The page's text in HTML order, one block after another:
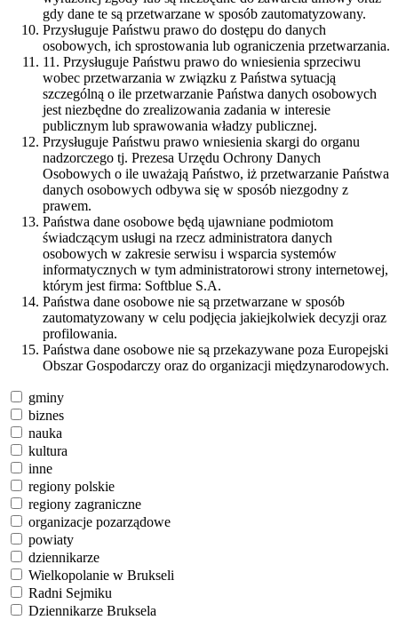
gdy dane te są przetwarzane w sposób zautomatyzowany.
Przysługuje Państwu prawo do dostępu do danych
osobowych, ich sprostowania lub ograniczenia przetwarzania.
11. Przysługuje Państwu prawo do wniesienia sprzeciwu
wobec przetwarzania w związku z Państwa sytuacją
szczególną o ile przetwarzanie Państwa danych osobowych
jest niezbędne do zrealizowania zadania w interesie
publicznym lub sprawowania władzy publicznej.
Przysługuje Państwu prawo wniesienia skargi do organu
nadzorczego tj. Prezesa Urzędu Ochrony Danych
Osobowych o ile uważają Państwo, iż przetwarzanie Państwa
danych osobowych odbywa się w sposób niezgodny z
prawem.
Państwa dane osobowe będą ujawniane podmiotom
świadczącym usługi na rzecz administratora danych
osobowych w zakresie serwisu i wsparcia systemów
informatycznych w tym administratorowi strony internetowej,
którym jest firma: Softblue S.A.
Państwa dane osobowe nie są przetwarzane w sposób
zautomatyzowany w celu podjęcia jakiejkolwiek decyzji oraz
profilowania.
Państwa dane osobowe nie są przekazywane poza Europejski
Obszar Gospodarczy oraz do organizacji międzynarodowych.
gminy
biznes
nauka
kultura
inne
regiony polskie
regiony zagraniczne
organizacje pozarządowe
powiaty
dziennikarze
Wielkopolanie w Brukseli
Radni Sejmiku
Dziennikarze Bruksela